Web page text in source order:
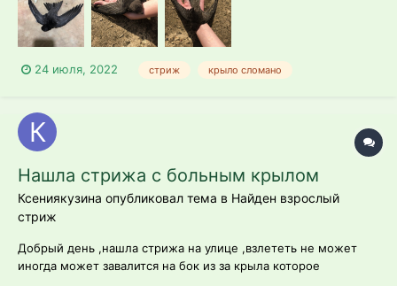
сделать, как ухаживать и в целом возможно ли его вылечить?
24 июля, 2022 стриж крыло сломано
Нашла стрижа с больным крылом
Ксениякузина опубликовал тема в Найден взрослый
стриж
Добрый день ,нашла стрижа на улице ,взлететь не может
иногда может завалится на бок из за крыла которое